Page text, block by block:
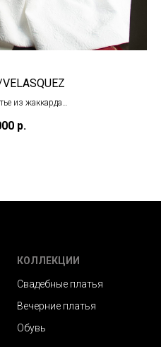
из жаккарда
р.
КОЛЛЕКЦИИ
Свадебные платья
Вечерние платья
Обувь